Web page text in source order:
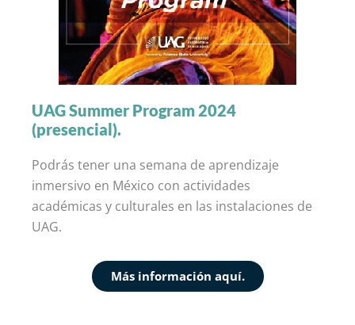
UAG Summer Program 2024
(presencial).
Podrás tener una semana de aprendizaje
inmersivo en México con actividades
académicas y culturales en las instalaciones de
UAG.
Más información aquí.